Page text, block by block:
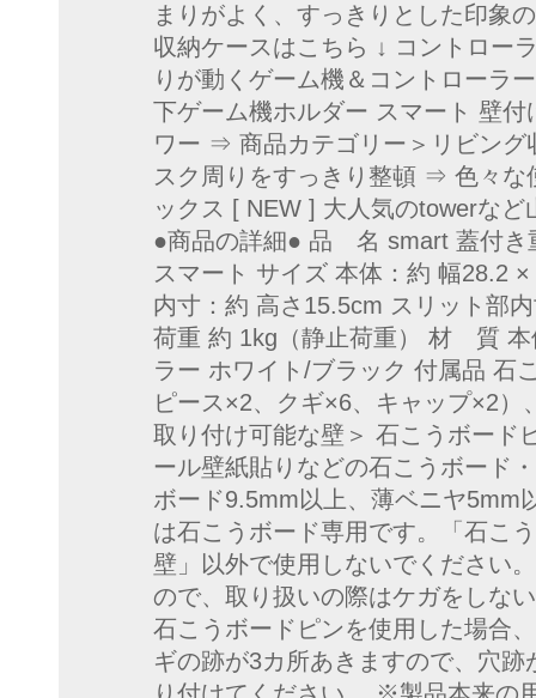
まりがよく、すっきりとした印象
収納ケースはこちら ↓ コントロー
りが動くゲーム機＆コントローラ
下ゲーム機ホルダー スマート 壁
ワー ⇒ 商品カテゴリー＞リビン
スク周りをすっきり整頓 ⇒ 色々な
ックス [ NEW ] 大人気のtowerな
●商品の詳細● 品 名 smart 蓋付き
スマート サイズ 本体：約 幅28.2
内寸：約 高さ15.5cm スリット部
荷重 約 1kg（静止荷重） 材 質
ラー ホワイト/ブラック 付属品 石
ピース×2、クギ×6、キャップ×2
取り付け可能な壁＞ 石こうボード
ール壁紙貼りなどの石こうボード
ボード9.5mm以上、薄ベニヤ
は石こうボード専用です。「石こ
壁」以外で使用しないでください
ので、取り扱いの際はケガをしな
石こうボードピンを使用した場合
ギの跡が3カ所あきますので、穴